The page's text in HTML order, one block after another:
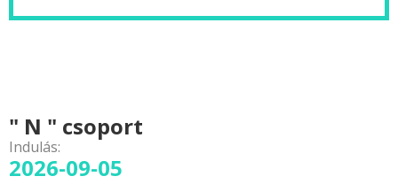
" N " csoport
Indulás:
2026-09-05